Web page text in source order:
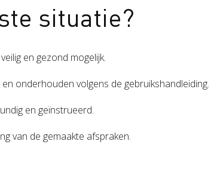
situatie?
en gezond mogelijk.
onderhouden volgens de gebruikshandleiding.
en geïnstrueerd.
van de gemaakte afspraken.